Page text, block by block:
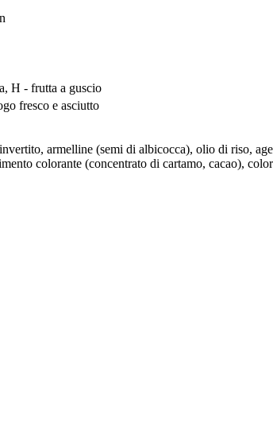
H - frutta a guscio
fresco e asciutto
armelline (semi di albicocca), olio di riso,
colorante (concentrato di cartamo, cacao),